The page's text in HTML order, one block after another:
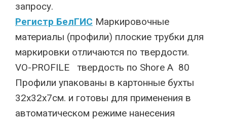
запросу.
Регистр БелГИС Маркировочные
материалы (профили) плоские трубки для
маркировки отличаются по твердости.
VO-PROFILE твердость по Shore A 80
Профили упакованы в картонные бухты
32х32х7см. и готовы для применения в
автоматическом режиме нанесения